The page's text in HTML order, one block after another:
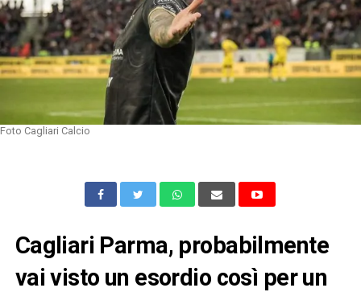
Foto Cagliari Calcio
Cagliari Parma, probabilmente
vai visto un esordio così per un